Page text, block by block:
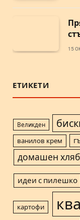
15
ЕТИКЕТИ
Великден
ванилов крем
домашен хляб
идеи с пилешко
картофи